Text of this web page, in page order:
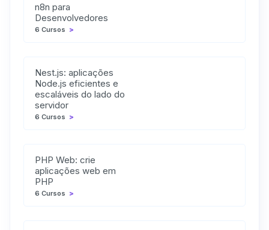
n8n para
Desenvolvedores
6 Cursos >
Nest.js: aplicações
Node.js eficientes e
escaláveis do lado do
servidor
6 Cursos >
PHP Web: crie
aplicações web em
PHP
6 Cursos >